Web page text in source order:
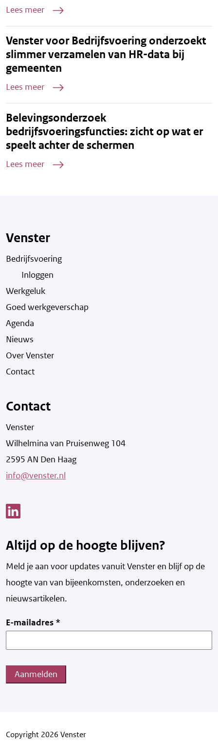
Lees meer
Venster voor Bedrijfsvoering onderzoekt
slimmer verzamelen van HR-data bij
gemeenten
Lees meer
Belevingsonderzoek
bedrijfsvoeringsfuncties: zicht op wat er
speelt achter de schermen
Lees meer
Venster
Bedrijfsvoering
Inloggen
Werkgeluk
Goed werkgeverschap
Agenda
Nieuws
Over Venster
Contact
Contact
Venster
Wilhelmina van Pruisenweg 104
2595 AN Den Haag
info@venster.nl
Altijd op de hoogte blijven?
Meld je aan voor updates vanuit Venster en blijf op de
hoogte van van bijeenkomsten, onderzoeken en
nieuwsartikelen.
E-mailadres *
Aanmelden
Copyright 2026 Venster